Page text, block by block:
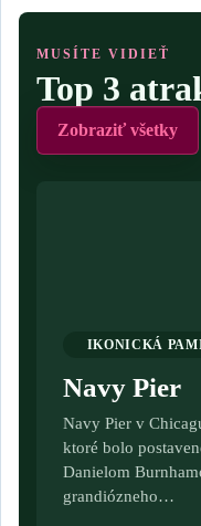
MUSÍTE VIDIEŤ
Top 3
Zobraziť všetky
IKONICKÁ
Navy Pier
Navy Pier v
ktoré bolo
Danielom
grandiózneho…